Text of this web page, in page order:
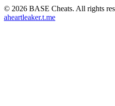
© 2026 BASE Cheats. All rights
aheartleaker.t.me